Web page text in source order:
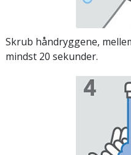
Skrub håndryggene,
mindst 20 sekunder.